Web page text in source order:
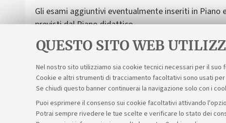
QUESTO SITO WEB
Nel nostro sito utilizziamo sia cookie tecnici necessari per il
Cookie e altri strumenti di tracciamento facoltativi sono usati
Se chiudi questo banner continuerai la navigazione solo con i
Puoi esprimere il consenso sui cookie facoltativi attivando
Potrai sempre rivedere le tue scelte e verificare lo stato dei
Gli esami aggiuntivi eventualmente inseriti in Piano
previsti dal Piano didattico.